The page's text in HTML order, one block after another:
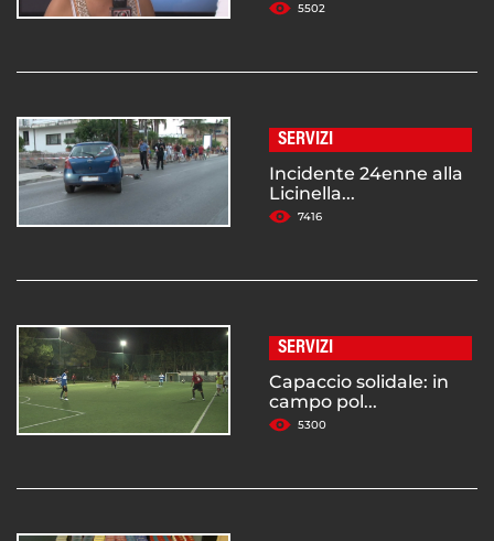
5502
SERVIZI
Incidente 24enne alla
Licinella...
7416
SERVIZI
Capaccio solidale: in
campo pol...
5300